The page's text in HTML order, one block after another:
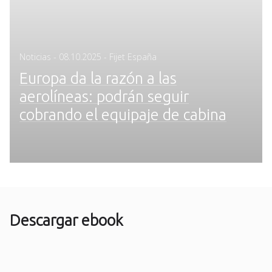
Noticias - Posted
08.10.2025 - Fijet España
Europa da la razón a las
aerolíneas: podrán seguir
cobrando el equipaje de cabina
Descargar ebook